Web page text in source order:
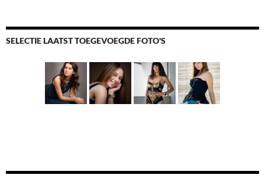
SELECTIE LAATST TOEGEVOEGDE FOTO'S